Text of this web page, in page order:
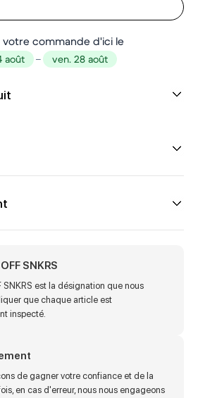
votre commande d'ici le
août – ven. 28 août
SNKRS
est la désignation que nous
que chaque article est
inspecté.
de gagner votre confiance et de la
en cas d'erreur, nous nous engageons